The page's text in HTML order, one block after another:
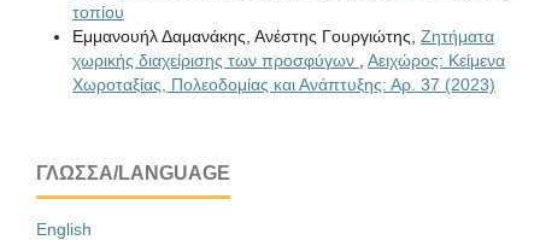
τοπίου
Εμμανουήλ Δαμανάκης, Ανέστης Γουργιώτης, Ζητήματα
χωρικής διαχείρισης των προσφύγων
Αειχώρος: Κείμενα
Χωροταξίας, Πολεοδομίας και Ανάπτυξης: Αρ. 37 (2023)
ΓΛΏΣΣΑ/LANGUAGE
English